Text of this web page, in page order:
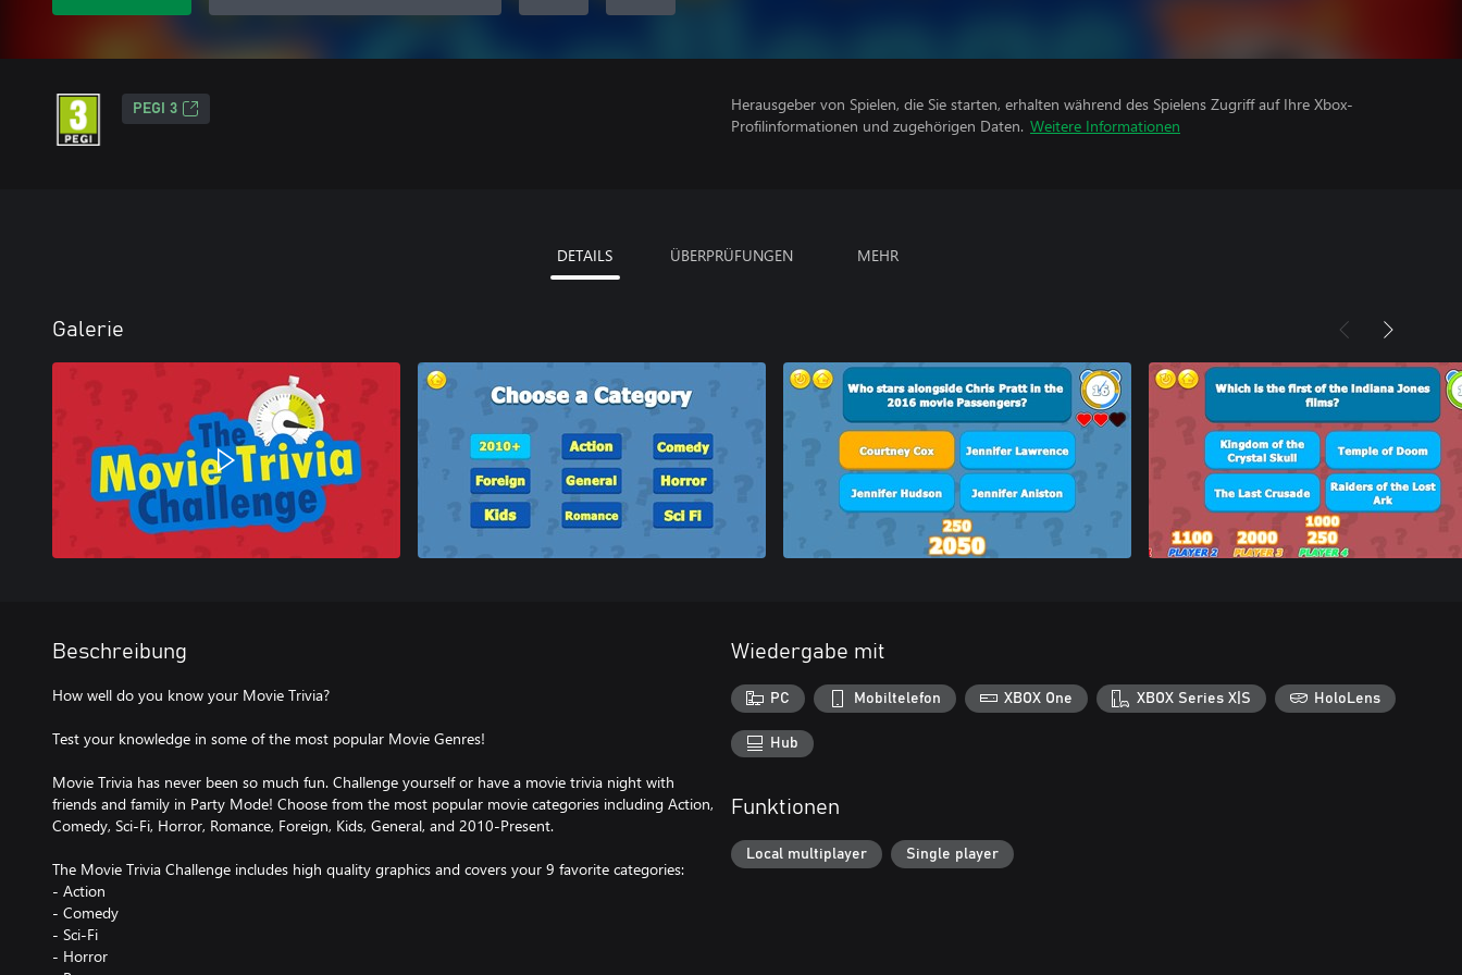
PEGI 3
Herausgeber von Spielen, die Sie starten, erhalten während des Spielens Zugriff auf Ihre Xbox-
Profilinformationen und zugehörigen Daten. Weitere Informationen
DETAILS ÜBERPRÜFUNGEN MEHR
Galerie
Beschreibung
How well do you know your Movie Trivia?
Test your knowledge in some of the most popular Movie Genres!
Movie Trivia has never been so much fun. Challenge yourself or have a movie trivia night with
friends and family in Party Mode! Choose from the most popular movie categories including Action,
Comedy, Sci-Fi, Horror, Romance, Foreign, Kids, General, and 2010-Present.
The Movie Trivia Challenge includes high quality graphics and covers your 9 favorite categories:
- Action
- Comedy
- Sci-Fi
- Horror
Wiedergabe mit
PC Mobiltelefon XBOX One XBOX Series X|S HoloLens
Hub
Funktionen
Local multiplayer Single player